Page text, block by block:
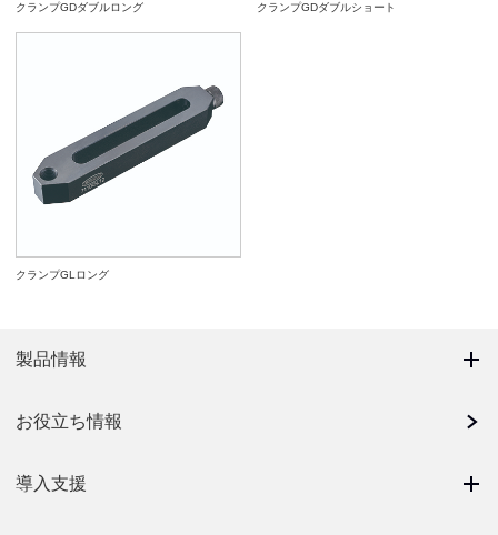
クランプGDダブルロング クランプGDダブルショート
クランプGLロング
製品情報
お役立ち情報
導入支援